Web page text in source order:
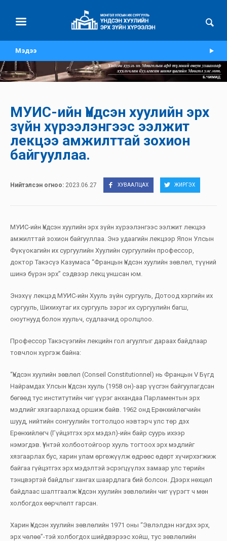
Мэдээ
МУИС-ийн Үндсэн хуулийн эрх
зүйн хүрээлэнгээс ээлжит
лекцээ амжилттай зохион
байгууллаа.
Нийтэлсэн огноо: 2023.06.27 ХУВААЛЦАХ ЖИРГЭХ
МУИС-ийн Үндсэн хуулийн эрх зүйн хүрээлэнгээс ээлжит лекцээ
амжилттай зохион байгууллаа. Энэ удаагийн лекцээр Япон Улсын
Фүкүокагийн их сургуулийн Хуулийн сургуулийн профессор,
доктор Такэсүэ Казумаса “Францын Үндсэн хуулийн зөвлөл, түүний
шинэ бүрэн эрх” сэдвээр лекц уншсан юм.
Энэхүү лекцэд МУИС-ийн Хууль зүйн сургууль, Дотоод хэргийн их
сургууль, Шихихутаг их сургууль зэрэг их сургуулийн багш,
оюутнууд болон хуульч, судлаачид оролцлоо.
Профессор Такэсүэгийн лекцийн гол агуулгыг дараах байдлаар
товчлон хүргэж байна:
“Үндсэн хуулийн зөвлөл (Conseil Constitutionnel) нь Францын V Бүгд
Найрамдах Улсын Үндсэн хууль (1958 он)-аар үүсгэн байгуулагдсан
бөгөөд тус институтийн чиг үүрэг анхандаа Парламентын эрх
мэдлийг хязгаарлахад оршиж байв. 1962 онд Ерөнхийлөгчийн
шууд, нийтийн сонгуулийн тогтолцоо нэвтэрч улс төр дэх
Ерөнхийлөгч (Гүйцэтгэх эрх мэдэл)-ийн байр суурь ихээр
нэмэгдэв. Үүнтэй холбоотойгоор хууль тогтоох эрх мэдлийг
хязгаарлах бус, харин улам өргөжүүлж өдрөөс өдөрт хүчирхэгжиж
байгаа гүйцэтгэх эрх мэдэлтэй эсрэгцүүлэх замаар улс төрийн
тэнцвэртэй байдлыг хангах шаардлага бий болсон. Дээрх нөхцөл
байдлаас шалтгаалж Үндсэн хуулийн зөвлөлийн чиг үүрэгт ч мөн
холбогдох өөрчлөлт гарсан.
Харин Үндсэн хуулийн зөвлөлийн 1971 оны “Эвлэлдэн нэгдэх эрх,
эрх чөлөө”-тэй холбогдох шийдвэрээс хойш, тус зөвлөлийн